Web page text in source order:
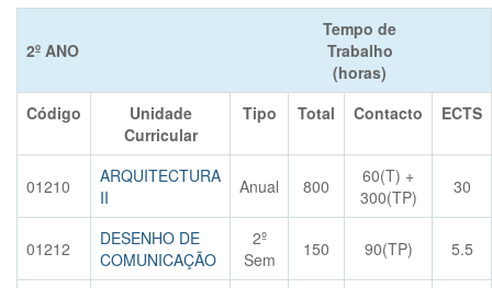
2º ANO
Tempo de
Trabalho
(horas)
Código
Unidade
Curricular
Tipo Total Contacto ECTS
01210
ARQUITECTURA
II
Anual 800
60(T) +
300(TP)
30
01212
DESENHO DE
COMUNICAÇÃO
2º
Sem
150 90(TP) 5.5